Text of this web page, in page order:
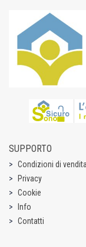
SUPPORTO
Condizioni di vendita
Privacy
Cookie
Info
Contatti